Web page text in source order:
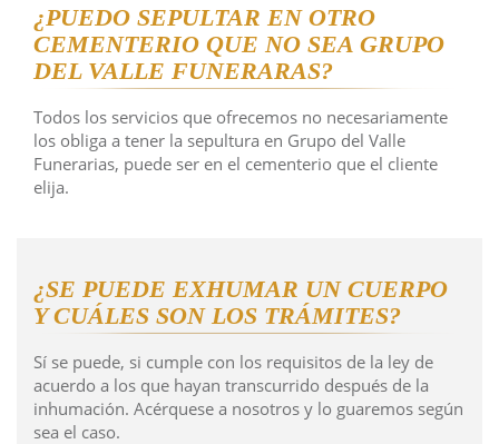
¿PUEDO SEPULTAR EN OTRO
CEMENTERIO QUE NO SEA GRUPO
DEL VALLE FUNERARAS?
Todos los servicios que ofrecemos no necesariamente
los obliga a tener la sepultura en Grupo del Valle
Funerarias, puede ser en el cementerio que el cliente
elija.
¿SE PUEDE EXHUMAR UN CUERPO
Y CUÁLES SON LOS TRÁMITES?
Sí se puede, si cumple con los requisitos de la ley de
acuerdo a los que hayan transcurrido después de la
inhumación. Acérquese a nosotros y lo guaremos según
sea el caso.